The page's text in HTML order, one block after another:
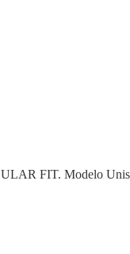
FIT. Modelo